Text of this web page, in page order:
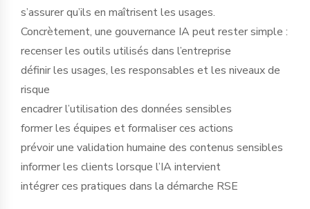
s’assurer qu’ils en maîtrisent les usages.
Concrètement, une gouvernance IA peut rester simple :
recenser les outils utilisés dans l’entreprise
définir les usages, les responsables et les niveaux de
risque
encadrer l’utilisation des données sensibles
former les équipes et formaliser ces actions
prévoir une validation humaine des contenus sensibles
informer les clients lorsque l’IA intervient
intégrer ces pratiques dans la démarche RSE